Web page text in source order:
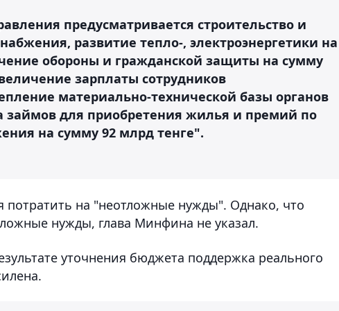
предусматривается строительство и
развитие тепло-, электроэнергетики на
обороны и гражданской защиты на сумму
зарплаты сотрудников
материально-технической базы органов
для приобретения жилья и премий по
на сумму 92 млрд тенге".
потратить на "неотложные нужды". Однако, что
нужды, глава Минфина не указал.
уточнения бюджета поддержка реального